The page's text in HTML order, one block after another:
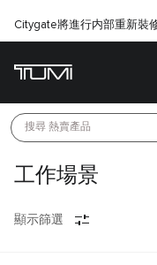
Citygate將進行内部重新裝
搜尋 熱賣產品
工作場景
顯示篩選